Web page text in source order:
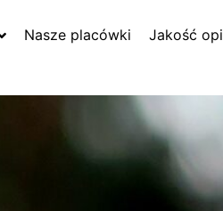
Nasze placówki Jakość